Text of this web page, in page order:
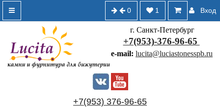
Вход
1
0
г. Санкт-Петербург
+7(953)-376-96-65
e-mail: lucita@luciastonesspb.ru
+7(953) 376-96-65